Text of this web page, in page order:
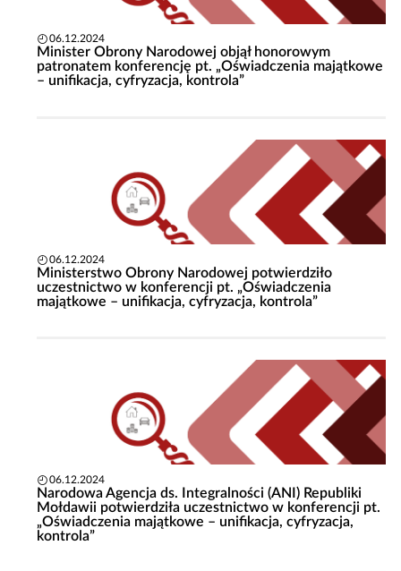
06.12.2024
Minister Obrony Narodowej objął honorowym
patronatem konferencję pt. „Oświadczenia majątkowe
– unifikacja, cyfryzacja, kontrola”
06.12.2024
Ministerstwo Obrony Narodowej potwierdziło
uczestnictwo w konferencji pt. „Oświadczenia
majątkowe – unifikacja, cyfryzacja, kontrola”
06.12.2024
Narodowa Agencja ds. Integralności (ANI) Republiki
Mołdawii potwierdziła uczestnictwo w konferencji pt.
„Oświadczenia majątkowe – unifikacja, cyfryzacja,
kontrola”